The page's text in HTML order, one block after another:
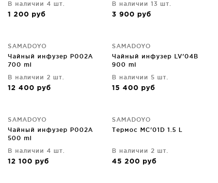
В наличии 4 шт.
1 200 руб
В наличии 13 шт.
3 900 руб
SAMADOYO
Чайный инфузер P002A
700 ml
В наличии 2 шт.
12 400 руб
SAMADOYO
Чайный инфузер LV'04B
900 ml
В наличии 5 шт.
15 400 руб
SAMADOYO
Чайный инфузер P002A
500 ml
В наличии 4 шт.
12 100 руб
SAMADOYO
Термос MC'01D 1.5 L
В наличии 2 шт.
45 200 руб